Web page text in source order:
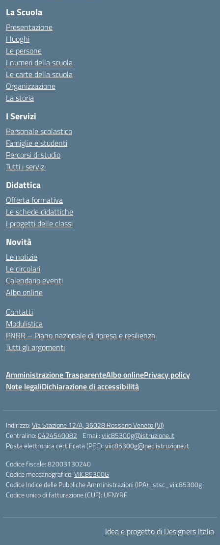
La Scuola
Presentazione
I luoghi
Le persone
I numeri della scuola
Le carte della scuola
Organizzazione
La storia
I Servizi
Personale scolastico
Famiglie e studenti
Percorsi di studio
Tutti i servizi
Didattica
Offerta formativa
Le schede didattiche
I progetti delle classi
Novità
Le notizie
Le circolari
Calendario eventi
Albo online
Contatti
Modulistica
PNRR – Piano nazionale di ripresa e resilienza
Tutti gli argomenti
Amministrazione TrasparenteAlbo onlinePrivacy policy
Note legaliDichiarazione di accessibilità
Indirizzo:Via Stazione 12/A, 36028 Rossano Veneto (VI)
Centralino:0424540082 Email:viic85300g@istruzione.it
Posta elettronica certificata (PEC):viic85300g@pec.istruzione.it
Codice fiscale: 82003130240
Codice meccanografico:VIIC85300G
Codice Indice delle Pubbliche Amministrazioni (IPA): istsc_viic85300g
Codice unico di fatturazione (CUF): UFNYRF
Idea e progetto di Designers Italia